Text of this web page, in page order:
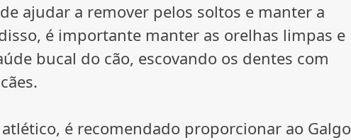
ajudar a remover pelos soltos e manter a
é importante manter as orelhas limpas e
bucal do cão, escovando os dentes com
é recomendado proporcionar ao Galgo